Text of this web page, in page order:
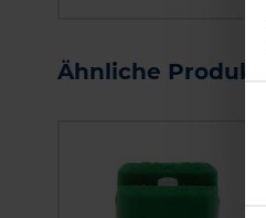
Ähnliche Produkte